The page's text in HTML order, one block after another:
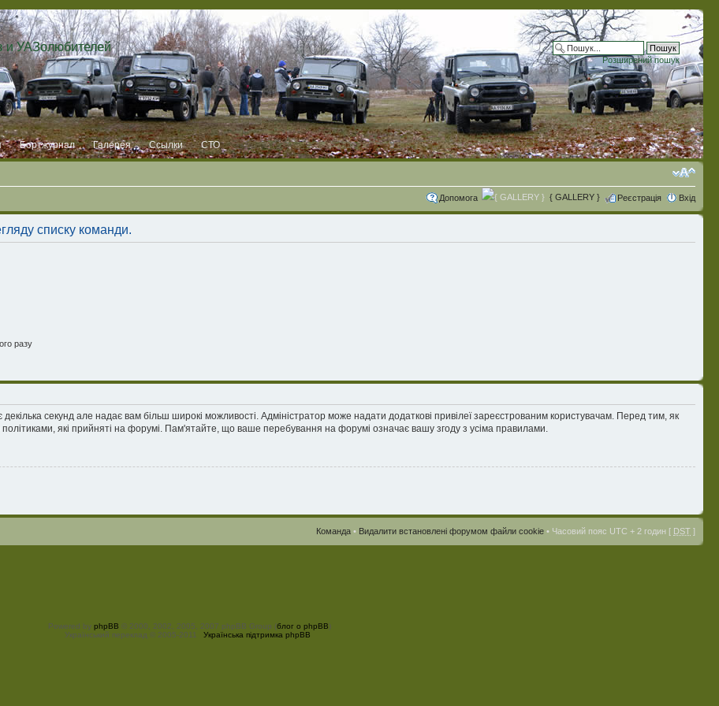
и УАЗолюбителей
Розширений пошук
Бортжурнал Галерея Ссылки СТО
Допомога { GALLERY } Реєстрація Вхід
списку команди.
разу
секунд але надає вам більш широкі можливості. Адміністратор може надати додаткові привілеї зареєстрованим користувачам. Перед тим, як
які прийняті на форумі. Пам'ятайте, що ваше перебування на форумі означає вашу згоду з усіма правилами.
Команда • Видалити встановлені форумом файли cookie • Часовий пояс UTC + 2 годин [ DST ]
Powered by phpBB © 2000, 2002, 2005, 2007 phpBB Group (блог о phpBB)
Український переклад © 2005-2011
Українська підтримка phpBB